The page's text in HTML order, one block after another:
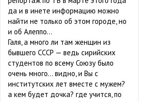
да и в инете информацию можно
найти не только об этом городе, но
и об Алеппо…
Галя, а много ли там женщин из
бывшего СССР — ведь сирийских
студентов по всему Союзу было
очень много… видно, и Вы с
институтских лет вместе с мужем?
а кем будет дочка? где учится, по